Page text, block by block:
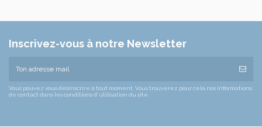
Inscrivez-vous à notre Newsletter
Vous pouvez vous désinscrire à tout moment. Vous trouverez pour cela nos informations
de contact dans les conditions d'utilisation du site.